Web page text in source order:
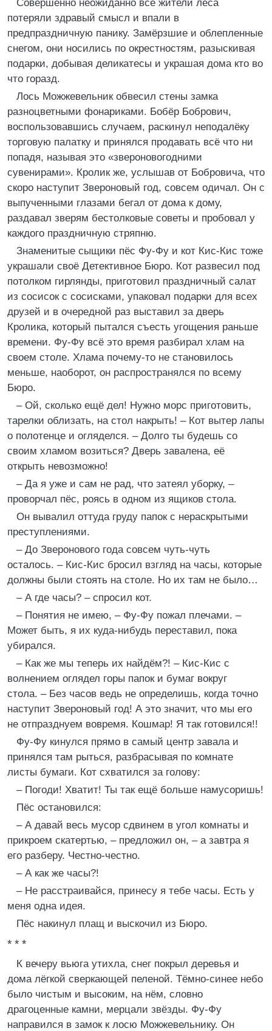
Совершенно неожиданно все жители леса
потеряли здравый смысл и впали в
предпраздничную панику. Замёрзшие и облепленные
снегом, они носились по окрестностям, разыскивая
подарки, добывая деликатесы и украшая дома кто во
что горазд.
Лось Можжевельник обвесил стены замка
разноцветными фонариками. Бобёр Бобрович,
воспользовавшись случаем, раскинул неподалёку
торговую палатку и принялся продавать всё что ни
попадя, называя это «звероновогодними
сувенирами». Кролик же, услышав от Бобровича, что
скоро наступит Звероновый год, совсем одичал. Он с
выпученными глазами бегал от дома к дому,
раздавал зверям бестолковые советы и пробовал у
каждого праздничную стряпню.
Знаменитые сыщики пёс Фу-Фу и кот Кис-Кис тоже
украшали своё Детективное Бюро. Кот развесил под
потолком гирлянды, приготовил праздничный салат
из сосисок с сосисками, упаковал подарки для всех
друзей и в очередной раз выставил за дверь
Кролика, который пытался съесть угощения раньше
времени. Фу-Фу всё это время разбирал хлам на
своем столе. Хлама почему-то не становилось
меньше, наоборот, он распространялся по всему
Бюро.
– Ой, сколько ещё дел! Нужно морс приготовить,
тарелки облизать, на стол накрыть! – Кот вытер лапы
о полотенце и огляделся. – Долго ты будешь со
своим хламом возиться? Дверь завалена, её
открыть невозможно!
– Да я уже и сам не рад, что затеял уборку, –
проворчал пёс, роясь в одном из ящиков стола.
Он вывалил оттуда груду папок с нераскрытыми
преступлениями.
– До Зверонового года совсем чуть-чуть
осталось. – Кис-Кис бросил взгляд на часы, которые
должны были стоять на столе. Но их там не было…
– А где часы? – спросил кот.
– Понятия не имею, – Фу-Фу пожал плечами. –
Может быть, я их куда-нибудь переставил, пока
убирался.
– Как же мы теперь их найдём?! – Кис-Кис с
волнением оглядел горы папок и бумаг вокруг
стола. – Без часов ведь не определишь, когда точно
наступит Звероновый год! А это значит, что мы его
не отпразднуем вовремя. Кошмар! Я так готовился!!
Фу-Фу кинулся прямо в самый центр завала и
принялся там рыться, разбрасывая по комнате
листы бумаги. Кот схватился за голову:
– Погоди! Хватит! Ты так ещё больше намусоришь!
Пёс остановился:
– А давай весь мусор сдвинем в угол комнаты и
прикроем скатертью, – предложил он, – а завтра я
его разберу. Честно-честно.
– А как же часы?!
– Не расстраивайся, принесу я тебе часы. Есть у
меня одна идея.
Пёс накинул плащ и выскочил из Бюро.
* * *
К вечеру вьюга утихла, снег покрыл деревья и
дома лёгкой сверкающей пеленой. Тёмно-синее небо
было чистым и высоким, на нём, словно
драгоценные камни, мерцали звёзды. Фу-Фу
направился в замок к лосю Можжевельнику. Он